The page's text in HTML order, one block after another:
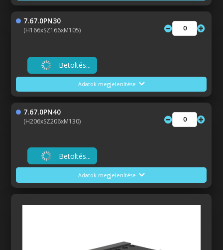
7.67.0PN30
(H166xSZ166xM105)
Betöltés...
Adatok megjelenítése
7.67.0PN40
(H206xSZ206xM130)
Betöltés...
Adatok megjelenítése